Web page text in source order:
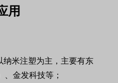
用
纳米注塑为主，主要有东
金发科技等；